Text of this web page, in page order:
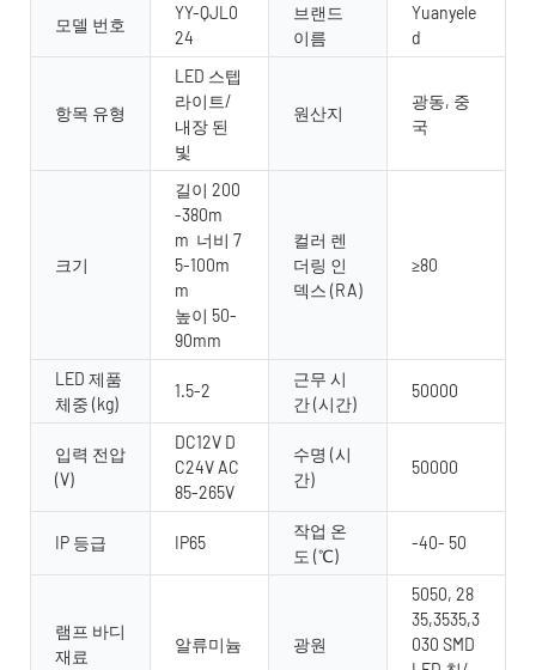
모델 번호
YY-QJL0
24
브랜드
이름
Yuanyele
d
항목 유형
LED 스텝
라이트/
내장 된
빛
원산지
광동, 중
국
크기
길이 200
-380m
m 너비 7
5-100m
m
높이 50-
90mm
컬러 렌
더링 인
덱스 (RA)
≥80
LED 제품
체중 (kg)
1.5-2
근무 시
간 (시간)
50000
입력 전압
(V)
DC12V D
C24V AC
85-265V
수명 (시
간)
50000
IP 등급 IP65
작업 온
도 (℃)
-40- 50
램프 바디
재료
알류미늄 광원
5050, 28
35,3535,3
030 SMD